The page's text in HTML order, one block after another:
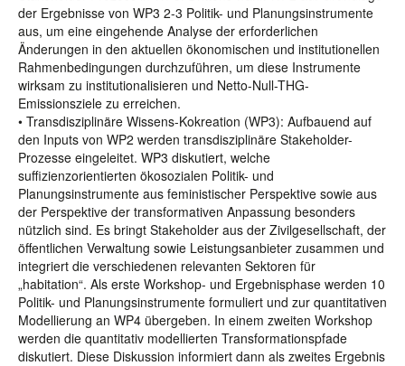
der Ergebnisse von WP3 2-3 Politik- und Planungsinstrumente
aus, um eine eingehende Analyse der erforderlichen
Änderungen in den aktuellen ökonomischen und institutionellen
Rahmenbedingungen durchzuführen, um diese Instrumente
wirksam zu institutionalisieren und Netto-Null-THG-
Emissionsziele zu erreichen.
• Transdisziplinäre Wissens-Kokreation (WP3): Aufbauend auf
den Inputs von WP2 werden transdisziplinäre Stakeholder-
Prozesse eingeleitet. WP3 diskutiert, welche
suffizienzorientierten ökosozialen Politik- und
Planungsinstrumente aus feministischer Perspektive sowie aus
der Perspektive der transformativen Anpassung besonders
nützlich sind. Es bringt Stakeholder aus der Zivilgesellschaft, der
öffentlichen Verwaltung sowie Leistungsanbieter zusammen und
integriert die verschiedenen relevanten Sektoren für
„habitation“. Als erste Workshop- und Ergebnisphase werden 10
Politik- und Planungsinstrumente formuliert und zur quantitativen
Modellierung an WP4 übergeben. In einem zweiten Workshop
werden die quantitativ modellierten Transformationspfade
diskutiert. Diese Diskussion informiert dann als zweites Ergebnis